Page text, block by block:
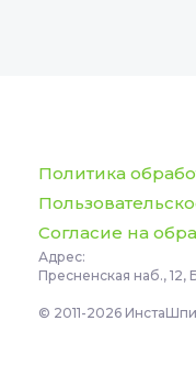
Политика
Согласие на
Адрес:
Пресненская наб., 12,
© 2011-2026